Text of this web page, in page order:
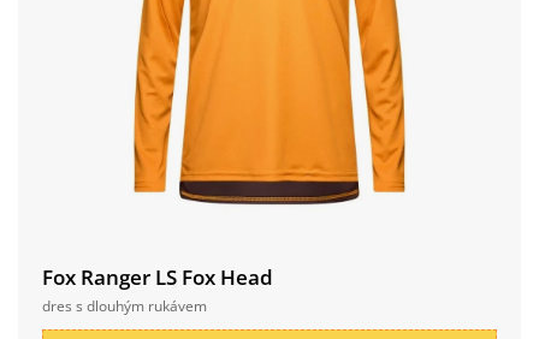
Fox Ranger LS Fox Head
dres s dlouhým rukávem